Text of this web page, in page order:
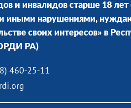
и инвалидов старше 18 лет
иными нарушениями,
своих интересов» в
РА)
460-25-11